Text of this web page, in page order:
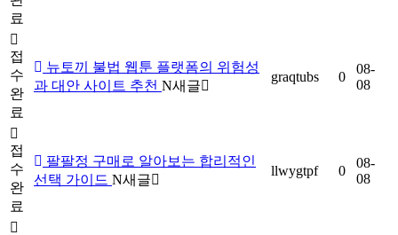
료
접
수
완
료
뉴토끼 불법 웹툰 플랫폼의 위험성
과 대안 사이트 추천 N새글
graqtubs 0
08-
08
접
수
완
료
팔팔정 구매로 알아보는 합리적인
선택 가이드 N새글
llwygtpf 0
08-
08